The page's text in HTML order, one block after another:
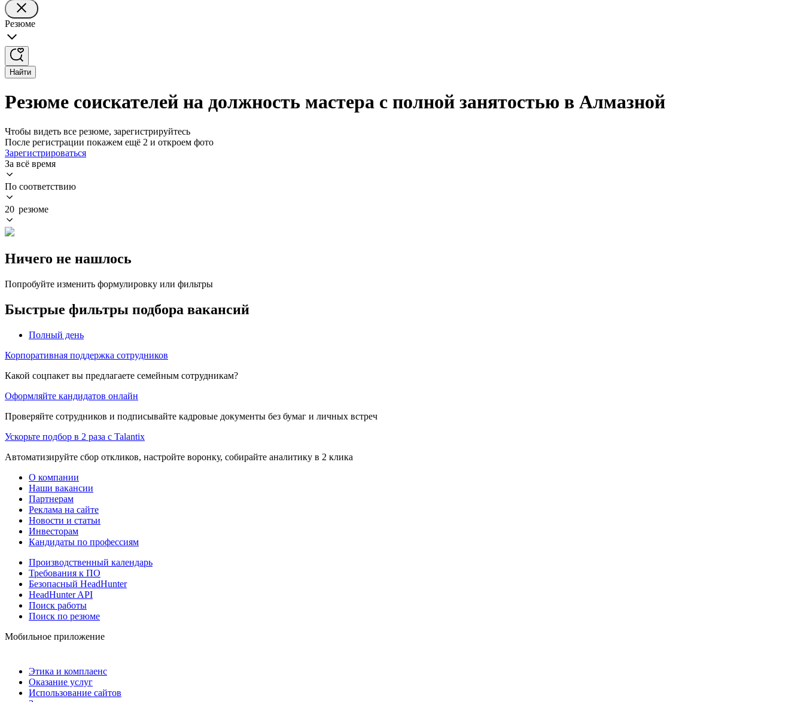
Резюме
Найти
Резюме соискателей на должность мастера с полной занятостью в Алмазной
Чтобы видеть все резюме, зарегистрируйтесь
После регистрации покажем ещё 2 и откроем фото
Зарегистрироваться
За всё время
По соответствию
20 резюме
Ничего не нашлось
Попробуйте изменить формулировку или фильтры
Быстрые фильтры подбора вакансий
Полный день
Корпоративная поддержка сотрудников
Какой соцпакет вы предлагаете семейным сотрудникам?
Оформляйте кандидатов онлайн
Проверяйте сотрудников и подписывайте кадровые документы без бумаг и личных встреч
Ускорьте подбор в 2 раза с Talantix
Автоматизируйте сбор откликов, настройте воронку, собирайте аналитику в 2 клика
О компании
Наши вакансии
Партнерам
Реклама на сайте
Новости и статьи
Инвесторам
Кандидаты по профессиям
Производственный календарь
Требования к ПО
Безопасный HeadHunter
HeadHunter API
Поиск работы
Поиск по резюме
Мобильное приложение
Этика и комплаенс
Оказание услуг
Использование сайтов